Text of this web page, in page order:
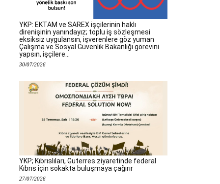
YKP: EKTAM ve SAREX işçilerinin haklı
direnişinin yanındayız; toplu iş sözleşmesi
eksiksiz uygulansın, işverenlere göz yuman
Çalışma ve Sosyal Güvenlik Bakanlığı görevini
yapsın, işçilere...
30/07/2026
YKP; Kıbrıslıları, Guterres ziyaretinde federal
Kıbrıs için sokakta buluşmaya çağırır
27/07/2026